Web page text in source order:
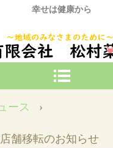
幸せは健康から
ース ›
舗移転のお知らせ